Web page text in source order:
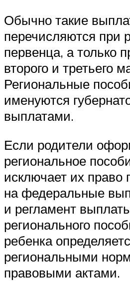
Обычно такие
перечисляются при
первенца, а только
второго и третьего
Региональные
именуются
выплатами.
Если родители
региональное
исключает их право
на федеральные
и регламент
регионального
ребенка
региональными
правовыми актами.